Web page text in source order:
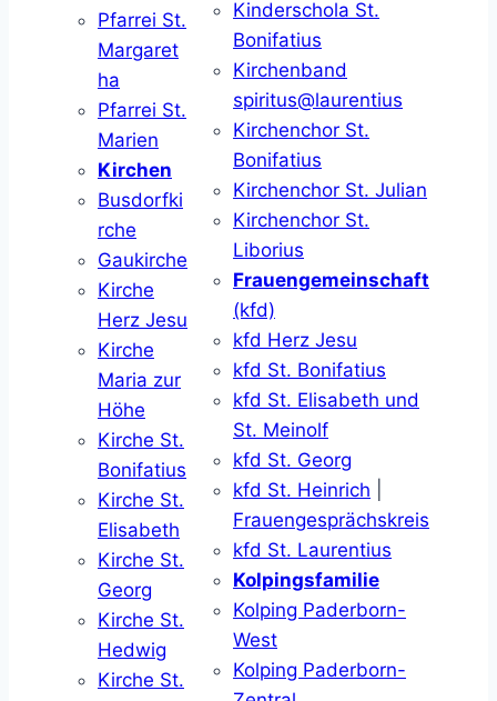
Pfarrei St.
Margaret
ha
Pfarrei St.
Marien
Kirchen
Busdorfki
rche
Gaukirche
Kirche
Herz Jesu
Kirche
Maria zur
Höhe
Kirche St.
Bonifatius
Kirche St.
Elisabeth
Kirche St.
Georg
Kirche St.
Hedwig
Kirche St.
Kinderschola St.
Bonifatius
Kirchenband
spiritus@laurentius
Kirchenchor St.
Bonifatius
Kirchenchor St. Julian
Kirchenchor St.
Liborius
Frauengemeinschaft
(kfd)
kfd Herz Jesu
kfd St. Bonifatius
kfd St. Elisabeth und
St. Meinolf
kfd St. Georg
kfd St. Heinrich
Frauengesprächskreis
kfd St. Laurentius
Kolpingsfamilie
Kolping Paderborn-
West
Kolping Paderborn-